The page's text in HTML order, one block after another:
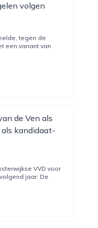
volgen
tegen de
een variant van
de Ven als
kandidaat-
VVD voor
jaar. De